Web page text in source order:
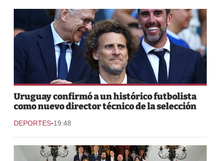
Uruguay confirmó a un histórico futbolista
como nuevo director técnico de la selección
DEPORTES-19:48